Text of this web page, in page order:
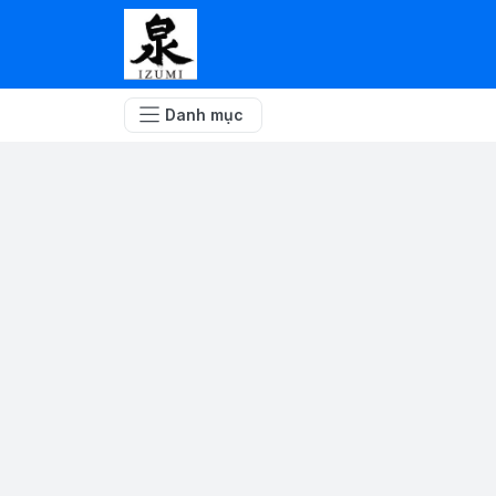
Danh mục